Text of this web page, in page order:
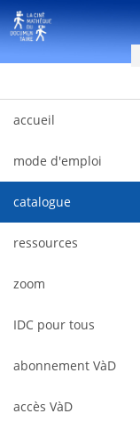
Saut au contenu
accueil
mode d'emploi
catalogue
ressources
zoom
IDC pour tous
abonnement VàD
accès VàD